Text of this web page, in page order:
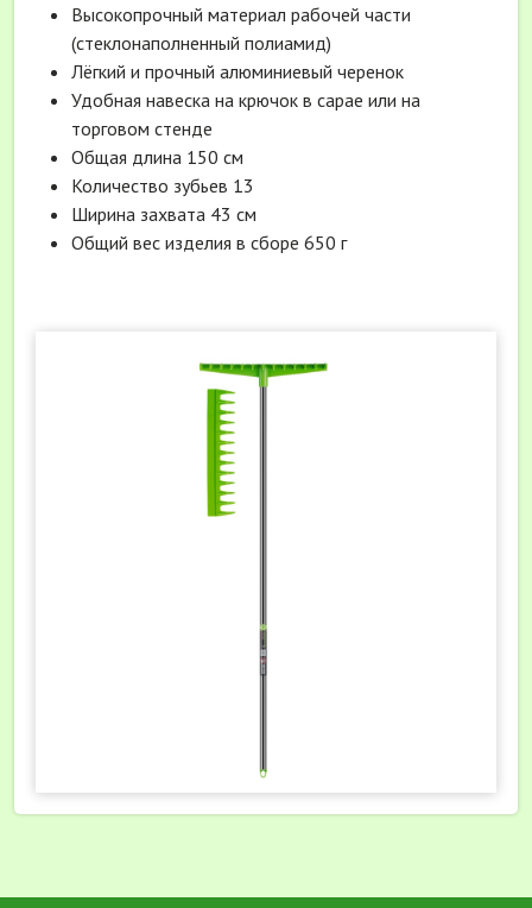
Высокопрочный материал рабочей части
(стеклонаполненный полиамид)
Лёгкий и прочный алюминиевый черенок
Удобная навеска на крючок в сарае или на
торговом стенде
Общая длина 150 см
Количество зубьев 13
Ширина захвата 43 см
Общий вес изделия в сборе 650 г